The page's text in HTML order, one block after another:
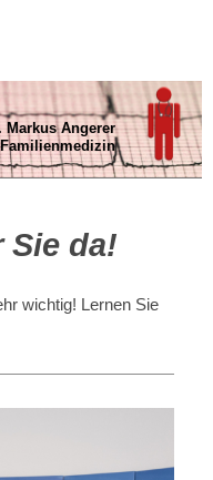
Markus Angerer
Sie da!
wichtig! Lernen Sie